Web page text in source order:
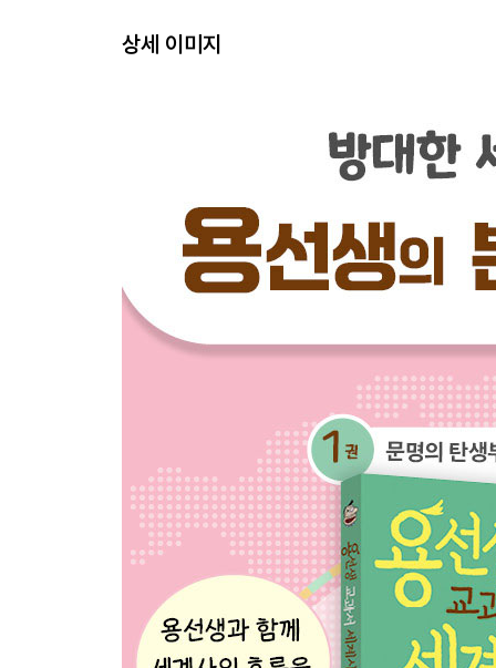
1. 유라시아 대륙을 지배한 몽골 제국
4. 유럽이 새로운 세상에 눈을 뜨다
상세 이미지